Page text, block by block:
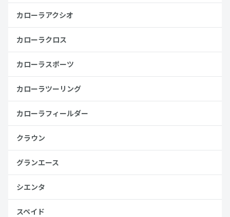
カローラアクシオ
カローラクロス
カローラスポーツ
カローラツーリング
カローラフィールダー
クラウン
グランエース
シエンタ
スペイド